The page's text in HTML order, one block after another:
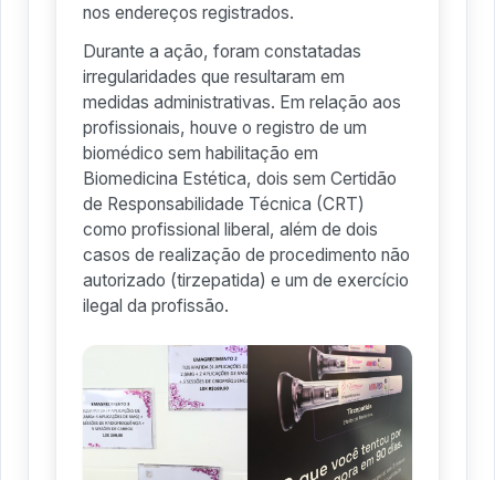
nos endereços registrados.
Durante a ação, foram constatadas
irregularidades que resultaram em
medidas administrativas. Em relação aos
profissionais, houve o registro de um
biomédico sem habilitação em
Biomedicina Estética, dois sem Certidão
de Responsabilidade Técnica (CRT)
como profissional liberal, além de dois
casos de realização de procedimento não
autorizado (tirzepatida) e um de exercício
ilegal da profissão.